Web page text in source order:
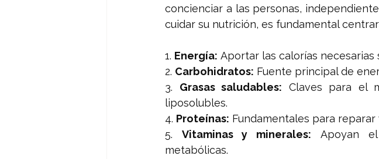
concienciar a las personas,
cuidar su nutrición, es fundamental
1. Energía: Aportar las calorías necesarias
2. Carbohidratos: Fuente principal de
3. Grasas saludables: Claves para el
liposolubles.
4. Proteínas: Fundamentales para reparar
5. Vitaminas y minerales: Apoyan
metabólicas.